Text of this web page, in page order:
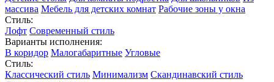
массива Мебель для детских комнат Рабочие зоны у окна
Стиль:
Лофт Современный стиль
Варианты исполнения:
В коридор Малогабаритные Угловые
Стиль:
Классический стиль Минимализм Скандинавский стиль